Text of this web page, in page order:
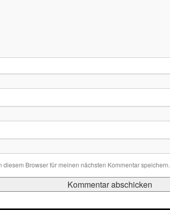
Browser für meinen nächsten Kommentar speichern.